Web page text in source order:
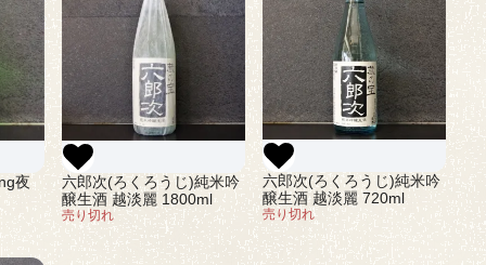
夜
六郎次(ろくろうじ)純米吟
醸生酒 越淡麗 1800ml
売り切れ
六郎次(ろくろうじ)純米吟
醸生酒 越淡麗 720ml
売り切れ